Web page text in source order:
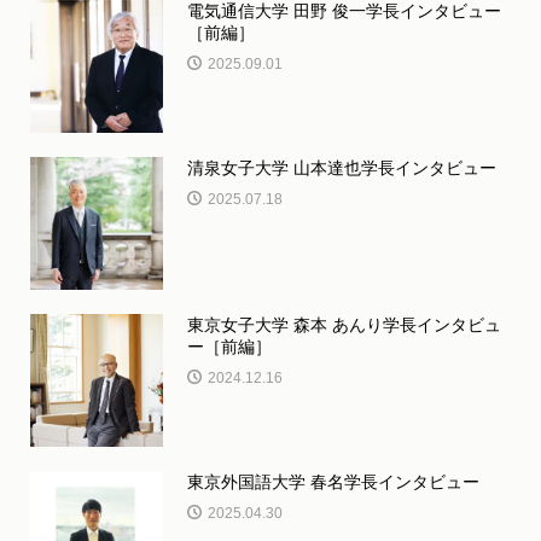
電気通信大学 田野 俊一学長インタビュー
［前編］
2025.09.01
清泉女子大学 山本達也学長インタビュー
2025.07.18
東京女子大学 森本 あんり学長インタビュ
ー［前編］
2024.12.16
東京外国語大学 春名学長インタビュー
2025.04.30